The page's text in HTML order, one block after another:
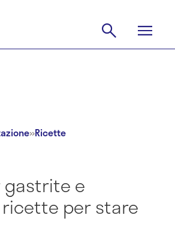
»Ricette
gastrite e
ricette per stare